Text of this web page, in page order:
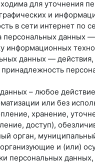
для уточнения
и
в сети интернет по
данных
информационных
данных —
– любое
или без
хранение,
доступ),
орган,
и (или)
персональных